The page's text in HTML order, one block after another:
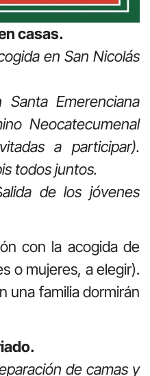
casas.
en San Nicolás
Santa Emerenciana
Neocatecumenal
a participar).
todos juntos.
alida de los jóvenes
con la acogida de
o mujeres, a elegir).
una familia dormirán
de camas y